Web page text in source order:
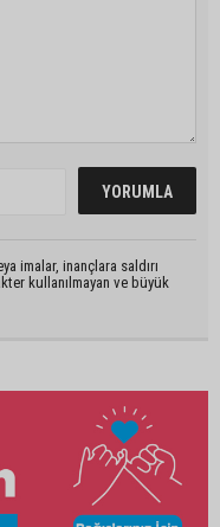
imalar, inançlara saldırı
kullanılmayan ve büyük